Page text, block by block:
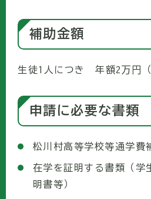
補助金額
生徒1人につき 年額2万円
申請に必要な書類
松川村高等学校等通学費
在学を証明する書類（学
明書等）